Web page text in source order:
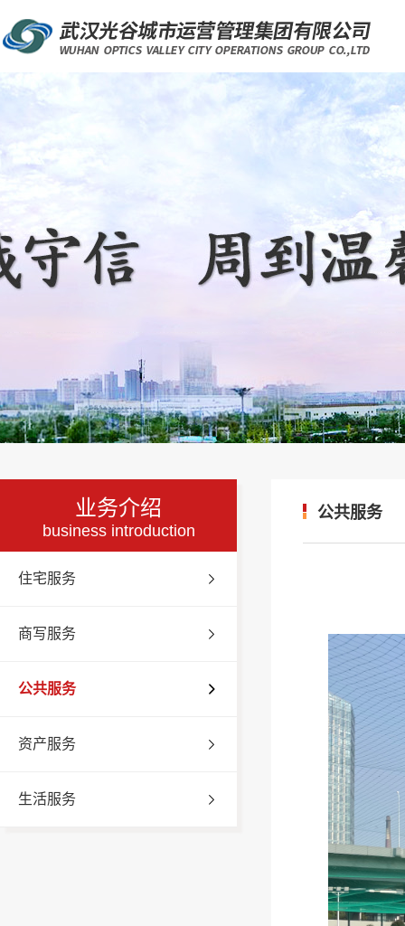
业务介绍
business introduction
住宅服务
商写服务
公共服务
资产服务
生活服务
公共服务